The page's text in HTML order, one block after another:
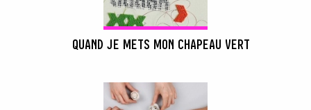
QUAND JE METS MON CHAPEAU VERT